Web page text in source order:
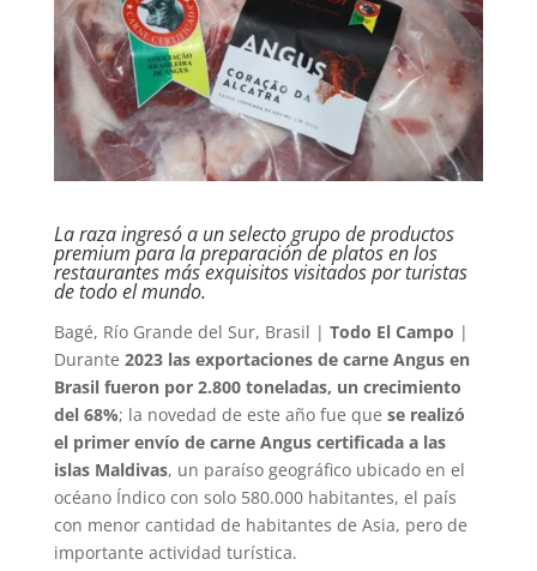
La raza ingresó a un selecto grupo de productos
premium para la preparación de platos en los
restaurantes más exquisitos visitados por turistas
de todo el mundo.
Bagé, Río Grande del Sur, Brasil | Todo El Campo |
Durante 2023 las exportaciones de carne Angus en
Brasil fueron por 2.800 toneladas, un crecimiento
del 68%; la novedad de este año fue que se realizó
el primer envío de carne Angus certificada a las
islas Maldivas, un paraíso geográfico ubicado en el
océano Índico con solo 580.000 habitantes, el país
con menor cantidad de habitantes de Asia, pero de
importante actividad turística.